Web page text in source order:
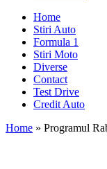
Home
Stiri Auto
Formula 1
Stiri Moto
Diverse
Contact
Test Drive
Credit Auto
Home » Programul